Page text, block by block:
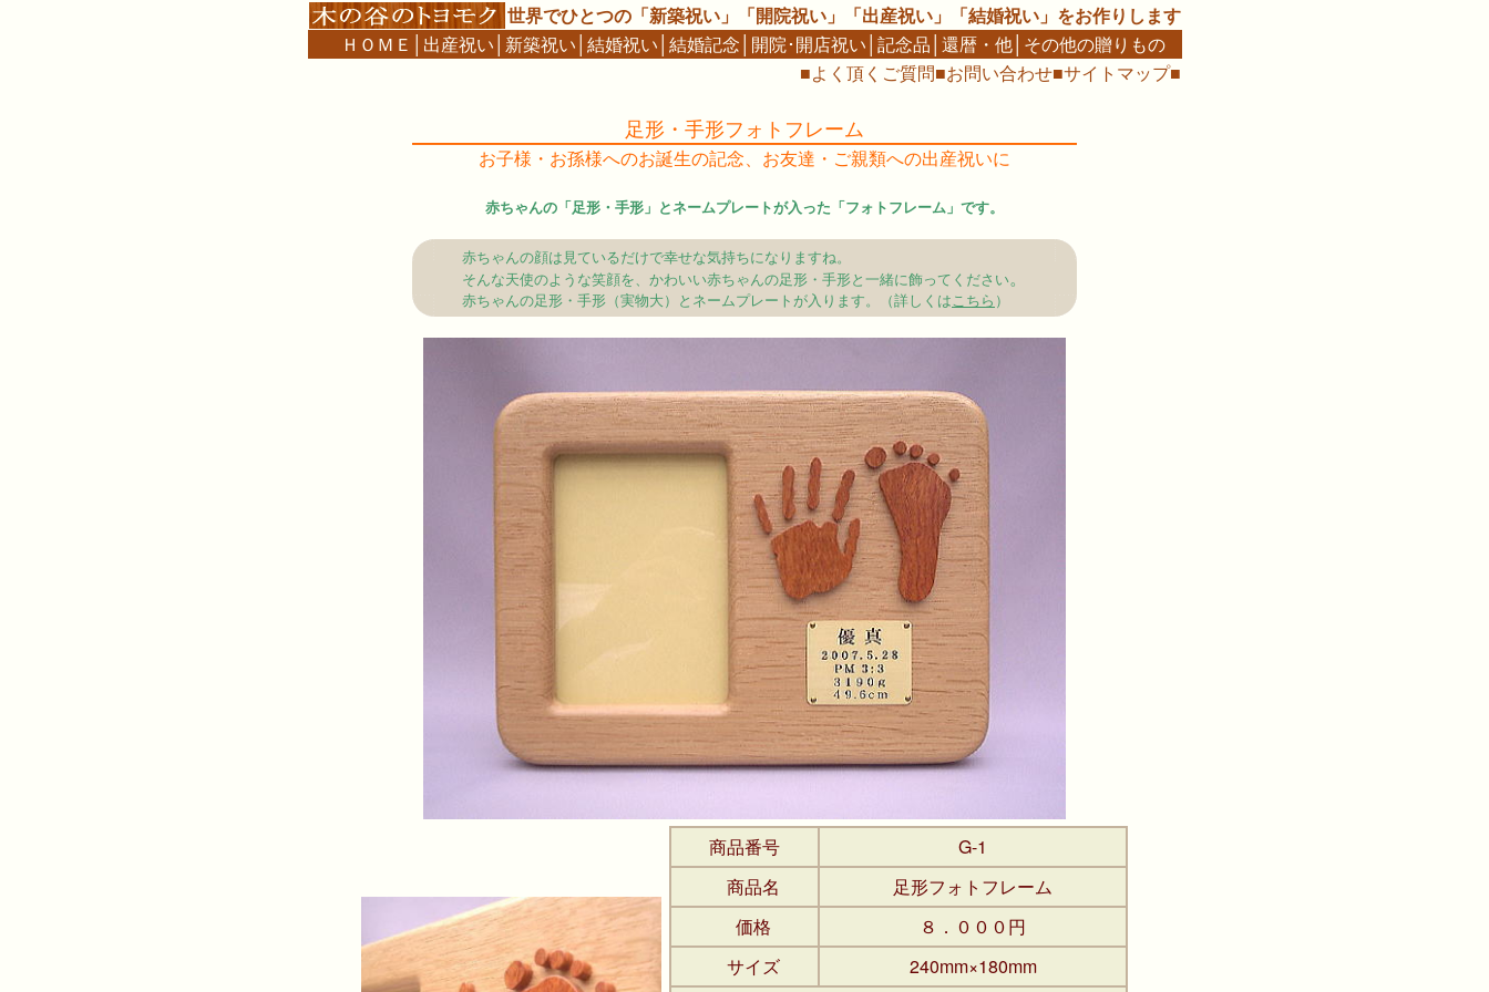
世界でひとつの「新築祝い」「開院祝い」「出産祝い」「結婚祝い」をお作りします
ＨＯＭＥ
出産祝い 新築祝い 結婚祝い 結婚記念 開院･開店祝い 記念品 還暦・他 その他の贈りもの
■よく頂くご質問■お問い合わせ■サイトマップ■
足形・手形フォトフレーム
お子様・お孫様へのお誕生の記念、お友達・ご親類への出産祝いに
赤ちゃんの「足形・手形」とネームプレートが入った「フォトフレーム」です。
赤ちゃんの顔は見ているだけで幸せな気持ちになりますね。
そんな天使のような笑顔を、かわいい赤ちゃんの足形・手形と一緒に飾ってください。
赤ちゃんの足形・手形（実物大）とネームプレートが入ります。（詳しくはこちら ）
商品番号
G-1
商品名
足形フォトフレーム
価格
８．０００円
サイズ
240mm×180mm